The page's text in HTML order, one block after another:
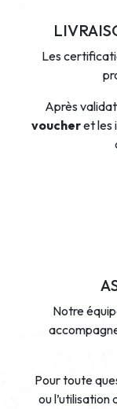
Les
Après
voucheret les
Notre
Pour toute
ou